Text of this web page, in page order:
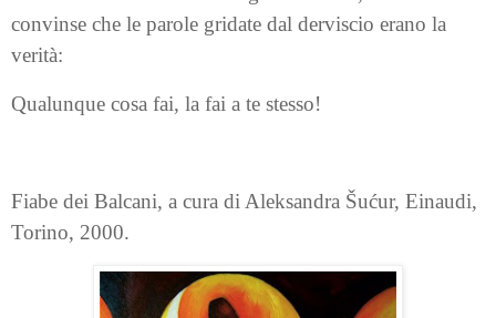
convinse che le parole gridate dal derviscio erano la
verità:
Qualunque cosa fai, la fai a te stesso!
Fiabe dei Balcani, a cura di Aleksandra Šućur, Einaudi,
Torino, 2000.